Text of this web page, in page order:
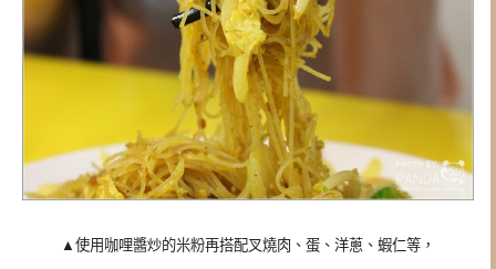
▲使用咖哩醬炒的米粉再搭配叉燒肉、蛋、洋蔥、蝦仁等，